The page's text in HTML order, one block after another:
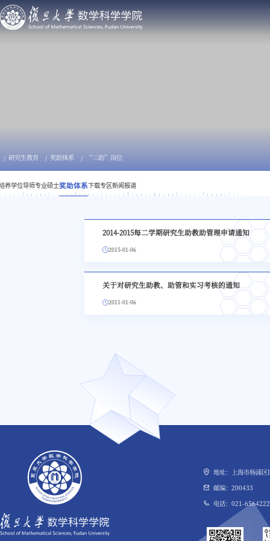
研究生教育 奖助体系 “三助”岗位
养学位导师专业硕士奖助体系下载专区 新闻报道
2014-2015每二学期研究生助教助管理申请通知
2015-01-06
关于对研究生助教、助管和实习考核的通知
2011-01-06
地址：上海市杨浦
邮编：200433
电话：021-